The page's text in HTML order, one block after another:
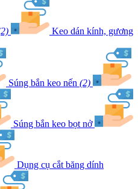
Keo dán kính, gương
Súng bắn keo nến (2)
Súng bắn keo bọt nở
Dụng cụ cắt băng dính